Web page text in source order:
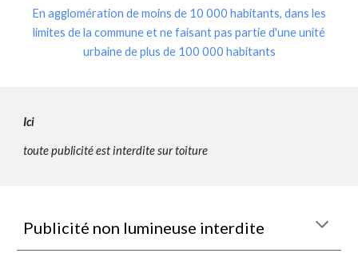
En agglomération de moins de 10 000 habitants, dans les
limites de la commune et ne faisant pas partie d'une unité
urbaine de plus de 100 000 habitants
Ici
toutepublicité est interdite sur toiture
Publicité non lumineuse interdite